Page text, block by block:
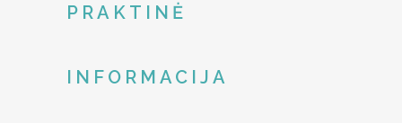
PRAKTINĖ
INFORMACIJA